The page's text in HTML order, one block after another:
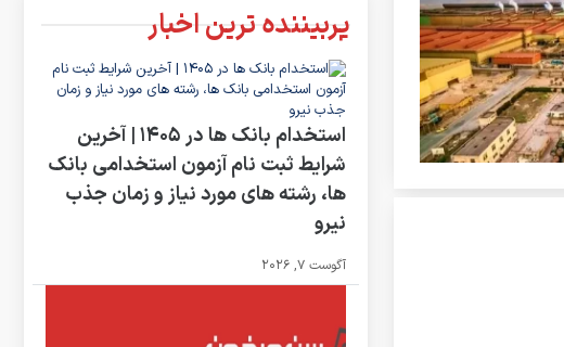
پربیننده ترین اخبار
استخدام بانک ها در ۱۴۰۵ | آخرین
شرایط ثبت نام آزمون استخدامی بانک
ها، رشته های مورد نیاز و زمان جذب
نیرو
آگوست 7, 2026